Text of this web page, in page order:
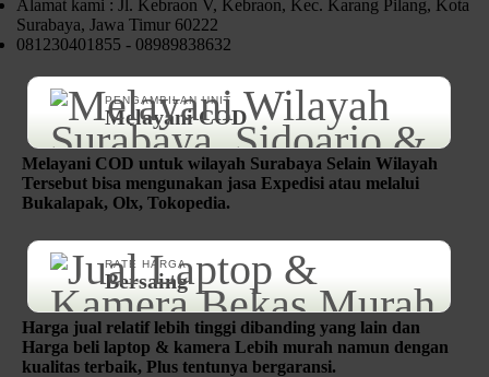
Alamat kami : Jl. Kebraon V, Kebraon, Kec. Karang Pilang, Kota
Surabaya, Jawa Timur 60222
081230401855 - 08989838632
PENGAMBILAN UNIT
Melayani COD
Melayani COD untuk wilayah Surabaya Selain Wilayah
Tersebut bisa mengunakan jasa Expedisi atau melalui
Bukalapak, Olx, Tokopedia.
RATE HARGA
Bersaing
Harga jual relatif lebih tinggi dibanding yang lain dan
Harga beli laptop & kamera Lebih murah namun dengan
kualitas terbaik, Plus tentunya bergaransi.